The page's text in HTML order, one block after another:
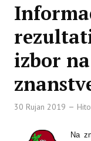
izbor
30 Rujan 2019
Na